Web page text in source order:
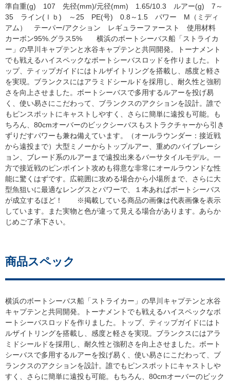
準自重(g) 107 先径(mm)/元径(mm) 1.65/10.3 ルアー(g) 7～
35 ライン(ｌｂ) ～25 PE(号) 0.8～1.5 パワー M（ミディ
アム） テーパー/アクション レギュラーファースト 使用材料
カーボン95%.グラス5% 横浜のボートシーバス船「ストライカ
ー」の早川キャプテンと水谷キャプテンと共同開発。トーナメント
でも戦えるハイスペックなボートシーバスロッドを作りました。ト
ップ、ティップガイドにはトルザイトリングを搭載し、感度と軽さ
を実現。ブランクスにはアラミドシールドを採用し、耐久性と強靭
さを向上させました。ボートシーバスで多用するルアーを投げ易
く、使い易さにこだわって、ブランクスのアクションを設計。誰で
もピンスポットにキャストしやすく、さらに簡単に遠投も可能。も
ちろん、80cmオーバーのビックシーバスもストラクチャーから引き
ずりだすパワーも兼ね備えています。（オールラウンダー：接近戦
から遠投まで）大型ミノーからトップルアー、重めのバイブレーシ
ョン、ブレード系のルアーまで遠投出来るバーサタイルモデル。一
方で接近戦のピンポイント攻めも得意な非常にオールラウンドな性
能に驚くはずです。広範囲に攻める場合から小場所まで、さらに大
型魚狙いに最適なレングスとパワーで、１本あればボートシーバス
が成立するほど！ ※掲載している商品の画像は代表画像を表示
しています。また実物と色が違って見える場合があります。あらか
じめご了承下さい。
商品スペック
横浜のボートシーバス船「ストライカー」の早川キャプテンと水谷
キャプテンと共同開発。トーナメントでも戦えるハイスペックなボ
ートシーバスロッドを作りました。トップ、ティップガイドにはト
ルザイトリングを搭載し、感度と軽さを実現。ブランクスにはアラ
ミドシールドを採用し、耐久性と強靭さを向上させました。ボート
シーバスで多用するルアーを投げ易く、使い易さにこだわって、ブ
ランクスのアクションを設計。誰でもピンスポットにキャストし
すく、さらに簡単に遠投も可能。もちろん、80cmオーバーのビック